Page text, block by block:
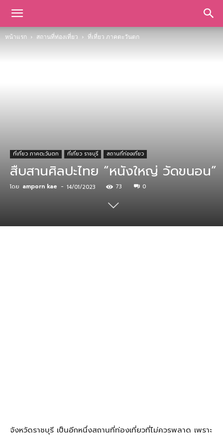
หน้าแรก สถานที่ท่องเที่ยว ที่เที่ยว ภาคตะวันตก
ที่เที่ยว ภาคตะวันตก ที่เที่ยว ราชบุรี สถานที่ท่องเที่ยว
สืบสานศิลปะไทย “หนังใหญ่ วัดขนอน”
โดย amporn kae - 14/01/2023 73 0
จังหวัดราชบุรี เป็นอีกหนึ่งสถานที่ท่องเที่ยวที่ไม่ควรพลาด เพราะ